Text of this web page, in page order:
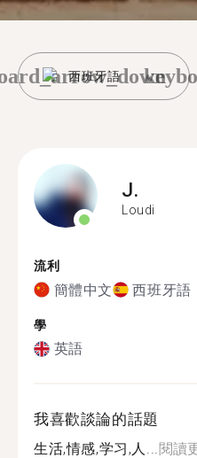
西班牙語
J.
Loudi
流利
簡體中文 西班牙語
學
英語
我喜歡談論的話題
生活,情感,学习,人...閱讀